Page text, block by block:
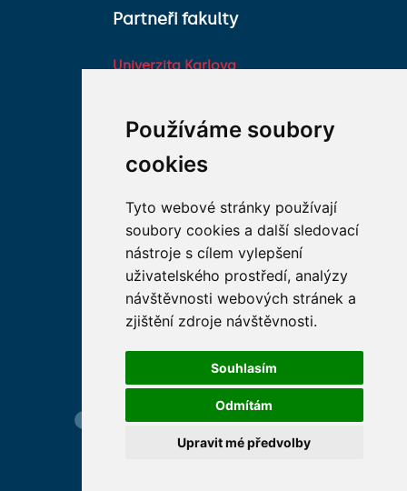
Používáme soubory
cookies
Tyto webové stránky používají
soubory cookies a další sledovací
nástroje s cílem vylepšení
uživatelského prostředí, analýzy
návštěvnosti webových stránek a
zjištění zdroje návštěvnosti.
Souhlasím
Odmítám
Upravit mé předvolby
Partneři fakulty
Univerzita Karlova
Farmaceutická fakulta v
Hradci Králové Univerzity
Karlovy
Univerzity Obrany
Studentské spolky na LF
Asociace děkanů
lékařských fakult ČR
Hledání osob Nastavení cookie Mapa webu